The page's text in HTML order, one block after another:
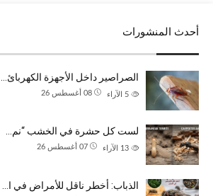
أحدث المنشورات
الصراصير داخل الأجهزة الكهربائ…
08 أغسطس 26 الآراء
لست كل حشرة في الخشب “نم…
07 أغسطس 26 الآراء
الذباب: أخطر ناقل للأمراض في ا…